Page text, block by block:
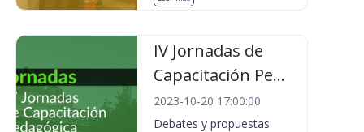
IV Jornadas de
Capacitación Pe...
2023-10-20 17:00:00
Debates y propuestas